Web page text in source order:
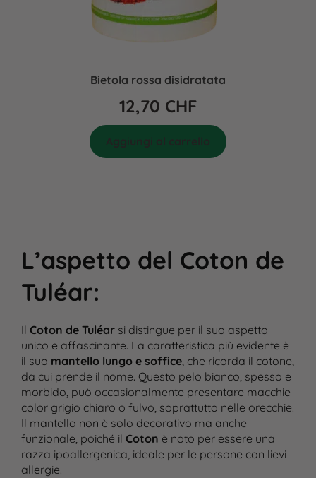
Bietola rossa disidratata
12,70 CHF
L’aspetto del Coton de
Tuléar:
Il Coton de Tuléarsi distingue per il suo aspetto
unico e affascinante. La caratteristica più evidente è
il suo mantello lungo e soffice, che ricorda il cotone,
da cui prende il nome. Questo pelo bianco, spesso e
morbido, può occasionalmente presentare macchie
color grigio chiaro o fulvo, soprattutto nelle orecchie.
Il mantello non è solo decorativo ma anche
funzionale, poiché il Coton è noto per essere una
razza ipoallergenica, ideale per le persone con lievi
allergie.